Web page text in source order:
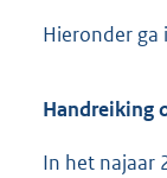
Hieronder ga
Handreiking
In het najaar